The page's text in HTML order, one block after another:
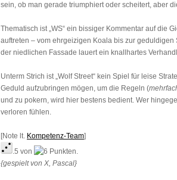
sein, ob man gerade triumphiert oder scheitert, aber
Thematisch ist „WS“ ein bissiger Kommentar auf die
auftreten – vom ehrgeizigen Koala bis zur
der niedlichen Fassade lauert ein knallhartes
Unterm Strich ist „Wolf Street“ kein Spiel für leise
Geduld aufzubringen mögen, um die Regeln (
und zu pokern, wird hier bestens bedient. Wer
verloren fühlen.
[Note lt. Kompetenz-Team]
.5 von
Punkten.
{gespielt von X, Pascal}